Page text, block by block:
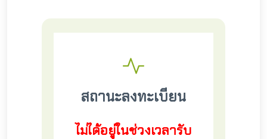
สถานะลงทะเบียน
ไม่ได้อยู่ในช่วงเวลารับ